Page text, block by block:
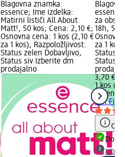
Blagovna znamka:
essence; Ime izdelka:
Matirni lističi All About
Matt!, 50 kos; Cena: 2,10 €;
Osnovna cena: 1 kos (2,10 €
za 1 kos); Razpoložljivost:
Status zelen Dobavljivo,
Status siv Izberite dm
prodajalno
za
18h, 50
za 1
Status
Status
3,70 €
1 kos
essence
ličil Fix